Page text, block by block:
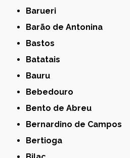
Barueri
Barão de Antonina
Bastos
Batatais
Bauru
Bebedouro
Bento de Abreu
Bernardino de Campos
Bertioga